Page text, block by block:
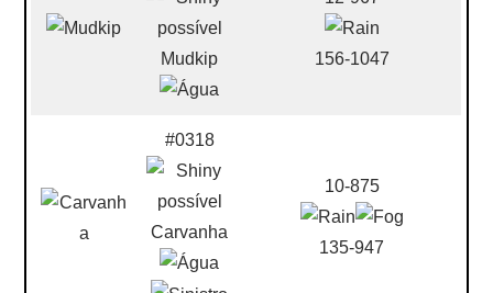
Mudkip 156-1047
#0318
Carvanha
10-875
135-947